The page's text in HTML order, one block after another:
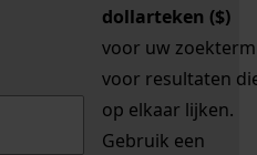
dollarteken ($)
voor uw zoekterm
voor resultaten
op elkaar lijken.
Gebruik een